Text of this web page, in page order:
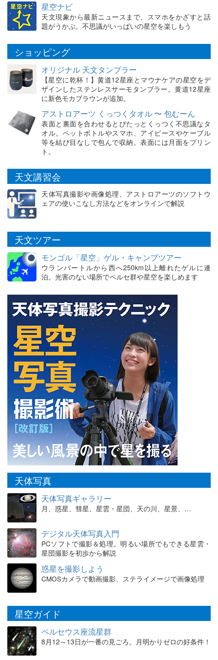
星空ナビ
天文現象から最新ニュースまで、スマホをかざすと話
題がうかぶ。不思議がいっぱいの星空を楽しもう
ショッピング
オリジナル 天文タンブラー
【星空に乾杯！】黄道12星座とマウナケアの星空をデ
ザインしたステンレスサーモタンブラー。黄道12星座
に新色モカブラウンが追加。
アストロアーツ くっつくタオル 〜 包むーん
表面と裏面を合わせるとぴたっとくっつく不思議なタ
オル。ペットボトルやスマホ、アイピースやケーブル
等を結び目なしで包んで収納。表面には月面をプリン
ト。
天文講習会
天体写真撮影や画像処理、アストロアーツのソフトウ
ェアの使いこなし方法などをオンラインで解説
天文ツアー
モンゴル「星空」ゲル・キャンプツアー
ウランバートルから西へ250km以上離れたゲルに連
泊。光害のない場所でペルセ群や星空を楽しめます
天体写真
天体写真ギャラリー
月、惑星、彗星、星雲・星団、天の川、星景、…
デジタル天体写真入門
PCソフトで撮影＆処理。明るい場所でもできる星雲・
星団撮影を初歩から解説
惑星を撮影しよう
CMOSカメラで動画撮影、ステライメージで画像処理
星空ガイド
ペルセウス座流星群
8月12～13日が一番の見ごろ。月明かりゼロの好条件！